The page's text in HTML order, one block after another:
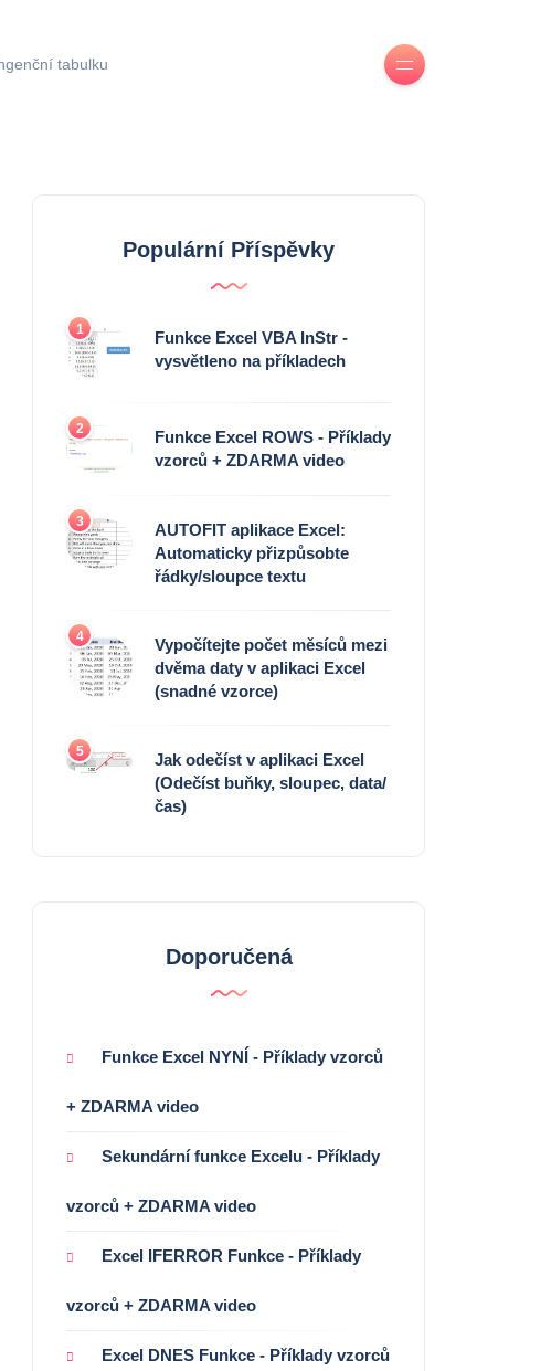
tabulku
Populární Příspěvky
1
Funkce Excel VBA InStr -
vysvětleno na příkladech
2
Funkce Excel ROWS - Příklady
vzorců + ZDARMA video
3
AUTOFIT aplikace Excel:
Automaticky přizpůsobte
řádky/sloupce textu
4
Vypočítejte počet měsíců mezi
dvěma daty v aplikaci Excel
(snadné vzorce)
5
Jak odečíst v aplikaci Excel
(Odečíst buňky, sloupec, data/
čas)
Doporučená
Funkce Excel NYNÍ - Příklady vzorců
+ ZDARMA video
Sekundární funkce Excelu - Příklady
vzorců + ZDARMA video
Excel IFERROR Funkce - Příklady
vzorců + ZDARMA video
Excel DNES Funkce - Příklady vzorců